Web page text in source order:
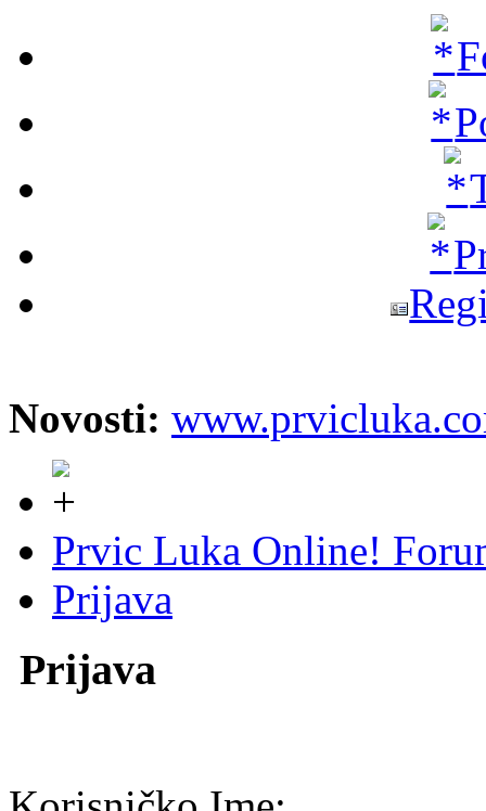
Novosti:
Prvic Luka Online!
Prijava
Prijava